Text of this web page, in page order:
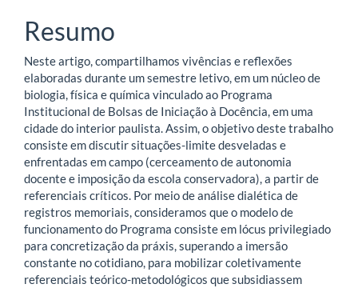
artigo
principal
Resumo
Neste artigo, compartilhamos vivências e reflexões
elaboradas durante um semestre letivo, em um núcleo de
biologia, física e química vinculado ao Programa
Institucional de Bolsas de Iniciação à Docência, em uma
cidade do interior paulista. Assim, o objetivo deste trabalho
consiste em discutir situações-limite desveladas e
enfrentadas em campo (cerceamento de autonomia
docente e imposição da escola conservadora), a partir de
referenciais críticos. Por meio de análise dialética de
registros memoriais, consideramos que o modelo de
funcionamento do Programa consiste em lócus privilegiado
para concretização da práxis, superando a imersão
constante no cotidiano, para mobilizar coletivamente
referenciais teórico-metodológicos que subsidiassem